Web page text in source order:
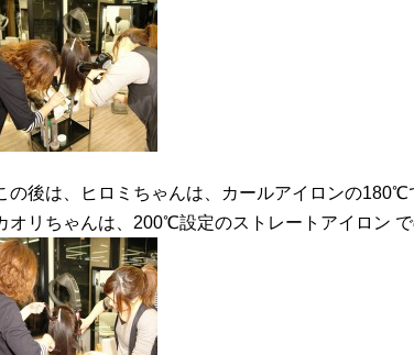
の後は、ヒロミちゃんは、カールアイロンの180℃
オリちゃんは、200℃設定のストレートアイロン